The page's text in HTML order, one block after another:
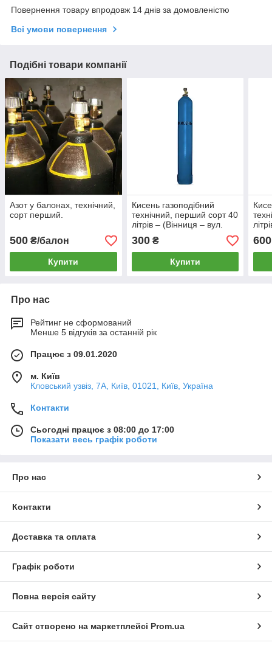
Повернення товару впродовж 14 днів за домовленістю
Всі умови повернення
Подібні товари компанії
Азот у балонах, технічний,
сорт перший.
500 ₴/балон
Купити
Кисень газоподібний
технічний, перший сорт 40
літрів – (Вінниця – вул.
Шимка (Маркса), 11)
300₴
Купити
29)
600
Про нас
Рейтинг не сформований
Менше 5 відгуків за останній рік
Працює з 09.01.2020
м. Київ
Кловський узвіз, 7А, Київ, 01021, Київ, Україна
Контакти
Сьогодні працює з 08:00 до 17:00
Показати весь графік роботи
Про нас
Контакти
Доставка та оплата
Графік роботи
Повна версія сайту
Сайт створено на маркетплейсі Prom.ua